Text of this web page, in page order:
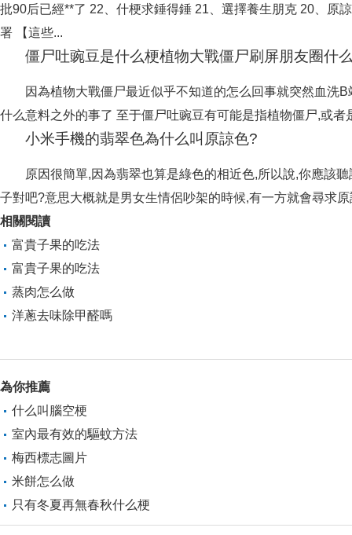
批90后已經**了 22、什梗求錘得錘 21、選擇養生朋克 20、原
署 【這些...
僵尸吐豌豆是什么梗植物大戰僵尸刷屏朋友圈什
因為植物大戰僵尸最近似乎不知道的怎么回事就突然血洗
什么意料之外的事了 至于僵尸吐豌豆有可能是指植物僵尸,或者
小米手機的翡翠色為什么叫原諒色?
原因很簡單,因為翡翠也算是綠色的相近色,所以說,你應該
子對吧?意思大概就是男女生情侶吵架的時候,有一方就會尋求原
相關閱讀
富貴子果的吃法
富貴子果的吃法
蒸肉怎么做
洋蔥去味除甲醛嗎
為你推薦
什么叫腦空梗
室內最有效的驅蚊方法
梅西標志圖片
米餅怎么做
只有冬夏再無春秋什么梗